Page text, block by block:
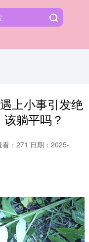
上小事引发绝
躺平吗？
看：271 日期：2025-